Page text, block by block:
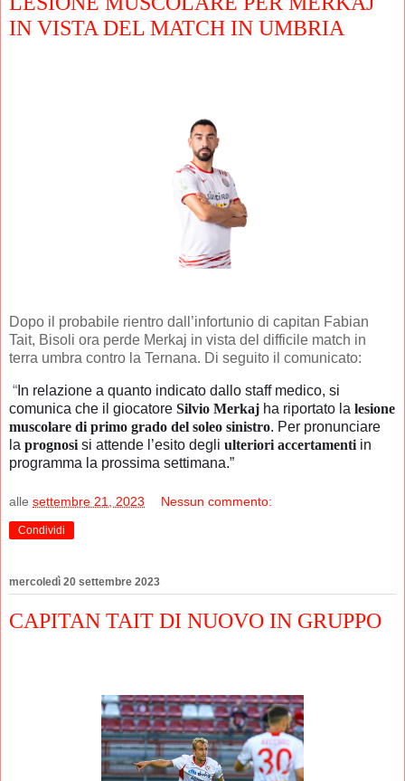
IN VISTA DEL MATCH IN UMBRIA
Dopo il probabile rientro dall’infortunio di capitan Fabian
Tait, Bisoli ora perde Merkaj in vista del difficile match in
terra umbra contro la Ternana. Di seguito il comunicato:
“ In relazione a quanto indicato dallo staff medico, si
comunica che il giocatore Silvio Merkaj ha riportato la lesione
muscolare di primo grado del soleo sinistro. Per pronunciare
la prognosi si attende l’esito degli ulteriori accertamenti in
programma la prossima settimana.”
alle settembre 21, 2023 Nessun commento:
Condividi
mercoledì 20 settembre 2023
CAPITAN TAIT DI NUOVO IN GRUPPO